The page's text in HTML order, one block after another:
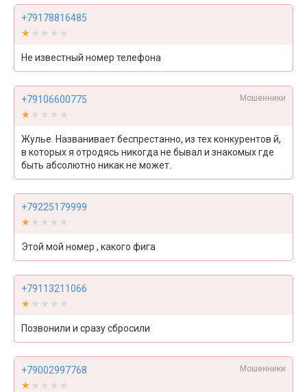
+79178816485
★★★★★
★★★★★
Не известный номер телефона
+79106600775 Мошенники
★★★★★
★★★★★
Жулье. Названивает беспрестанно, из тех конкурентов й,
в которых я отродясь никогда не бывал и знакомых где
быть абсолютно никак не может.
+79225179999
★★★★★
★★★★★
Этой мой номер , какого фига
+79113211066
★★★★★
★★★★★
Позвонили и сразу сбросили
+79002997768 Мошенники
★★★★★
★★★★★